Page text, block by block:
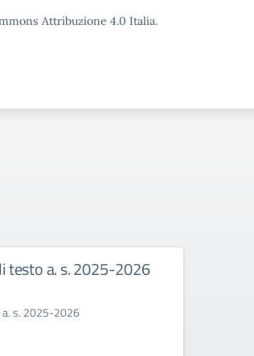
Attribuzione 4.0 Italia.
testo a. s. 2025-2026
a. s. 2025-2026